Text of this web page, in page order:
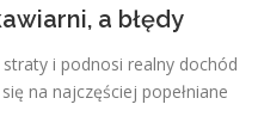
a błędy
i podnosi realny dochód
na najczęściej popełniane